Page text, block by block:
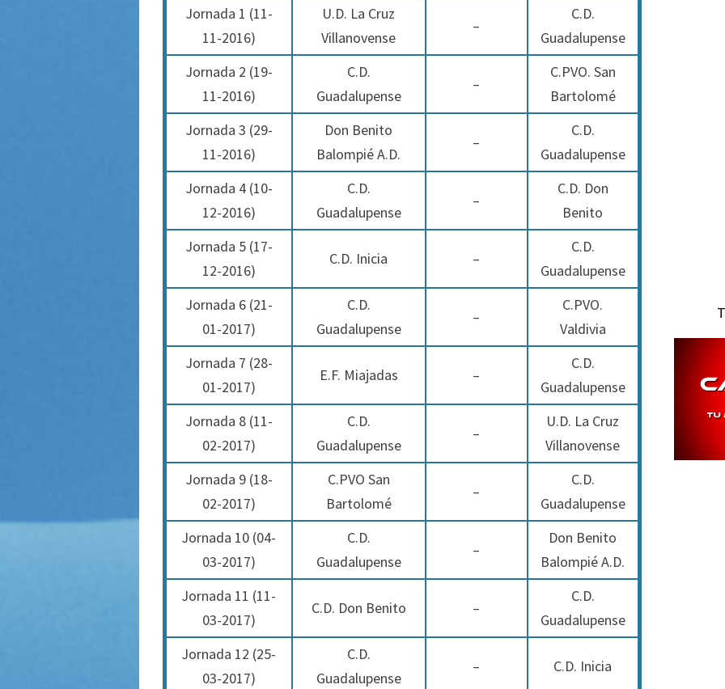
Jornada 1 (11-
11-2016)
U.D. La Cruz
Villanovense
–
C.D.
Guadalupense
Jornada 2 (19-
11-2016)
C.D.
Guadalupense
–
C.PVO. San
Bartolomé
Jornada 3 (29-
11-2016)
Don Benito
Balompié A.D.
–
C.D.
Guadalupense
Jornada 4 (10-
12-2016)
C.D.
Guadalupense
–
C.D. Don
Benito
Jornada 5 (17-
12-2016)
C.D. Inicia –
C.D.
Guadalupense
Jornada 6 (21-
01-2017)
C.D.
Guadalupense
–
C.PVO.
Valdivia
Jornada 7 (28-
01-2017)
E.F. Miajadas –
C.D.
Guadalupense
Jornada 8 (11-
02-2017)
C.D.
Guadalupense
–
U.D. La Cruz
Villanovense
Jornada 9 (18-
02-2017)
C.PVO San
Bartolomé
–
C.D.
Guadalupense
Jornada 10 (04-
03-2017)
C.D.
Guadalupense
–
Don Benito
Balompié A.D.
Jornada 11 (11-
03-2017)
C.D. Don Benito –
C.D.
Guadalupense
Jornada 12 (25-
03-2017)
C.D.
Guadalupense
– C.D. Inicia